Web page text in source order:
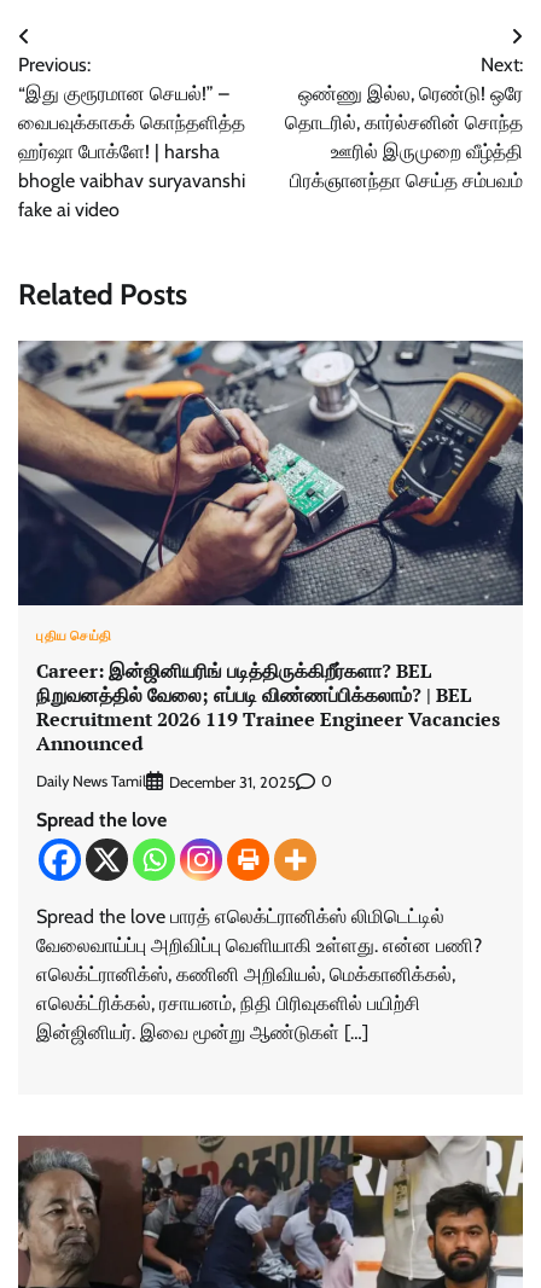
Post
navigation
Previous:
“இது குரூரமான செயல்!” –
வைபவுக்காகக் கொந்தளித்த
ஹர்ஷா போக்ளே! | harsha
bhogle vaibhav suryavanshi
fake ai video
Next:
ஒண்ணு இல்ல, ரெண்டு! ஒரே
தொடரில், கார்ல்சனின் சொந்த
ஊரில் இருமுறை வீழ்த்தி
பிரக்ஞானந்தா செய்த சம்பவம்
Related Posts
புதிய செய்தி
Career: இன்ஜினியரிங் படித்திருக்கிறீர்களா? BEL
நிறுவனத்தில் வேலை; எப்படி விண்ணப்பிக்கலாம்? | BEL
Recruitment 2026 119 Trainee Engineer Vacancies
Announced
Daily News Tamil December 31, 2025 0
Spread the love
Spread the love பாரத் எலெக்ட்ரானிக்ஸ் லிமிடெட்டில்
வேலைவாய்ப்பு அறிவிப்பு வெளியாகி உள்ளது. என்ன பணி?
எலெக்ட்ரானிக்ஸ், கணினி அறிவியல், மெக்கானிக்கல்,
எலெக்ட்ரிக்கல், ரசாயனம், நிதி பிரிவுகளில் பயிற்சி
இன்ஜினியர். இவை மூன்று ஆண்டுகள் […]